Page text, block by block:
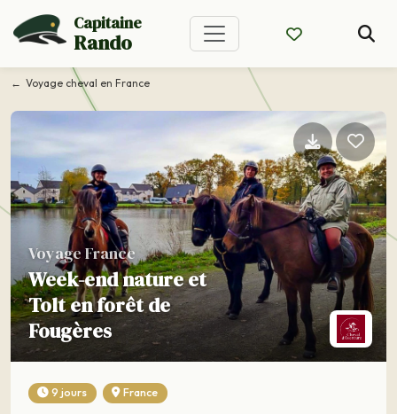
Capitaine
Rando
Voyage cheval en France
Voyage France
Week-end nature et
Tolt en forêt de
Fougères
9 jours France